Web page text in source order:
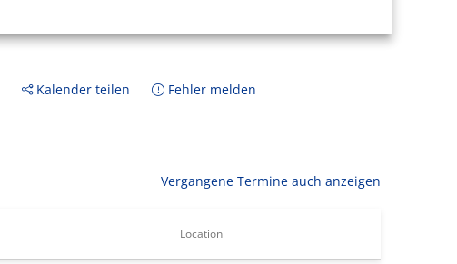
Kalender teilen Fehler melden
Vergangene Termine auch anzeigen
Location